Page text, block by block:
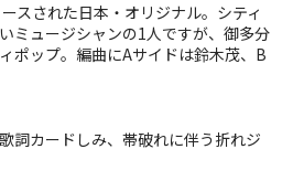
スされた日本・オリジナル。シティ
ミュージシャンの1人ですが、御多分
ポップ。編曲にAサイドは鈴木茂、B
詞カードしみ、帯破れに伴う折れジ